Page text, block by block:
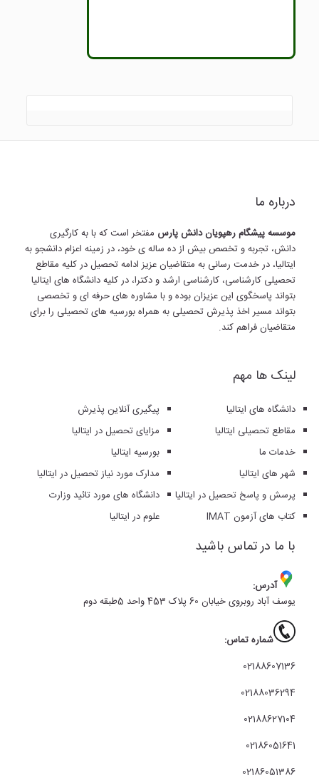
درباره ما
موسسه پیشگام رهپویان دانش پارس مفتخر است که با به کارگیری
دانش، تجربه و تخصص بیش از ده ساله ی خود، در زمینه اعزام دانشجو به
ایتالیا، در خدمت رسانی به متقاضیان عزیز ادامه تحصیل در کلیه مقاطع
تحصیلی کارشناسی، کارشناسی ارشد و دکترا، در کلیه دانشگاه های ایتالیا
بتواند پاسخگوی این عزیزان بوده و با مشاوره های حرفه ای و تخصصی
بتواند مسیر اخذ پذیرش تحصیلی به همراه بورسیه های تحصیلی را برای
متقاضیان فراهم کند.
لینک ها مهم
پیگیری آنلاین پذیرش
مزایای تحصیل در ایتالیا
بورسیه ایتالیا
مدارک مورد نیاز تحصیل در ایتالیا
دانشگاه های مورد تائید وزارت
علوم در ایتالیا
دانشگاه های ایتالیا
مقاطع تحصیلی ایتالیا
خدمات ما
شهر های ایتالیا
پرسش و پاسخ تحصیل در ایتالیا
کتاب های آزمون IMAT
با ما در تماس باشید
آدرس:
یوسف آباد روبروی خیابان 60 پلاک 453 واحد 5طبقه دوم
شماره تماس:
02188607136
02188036294
02188627104
02186051641
02186051386